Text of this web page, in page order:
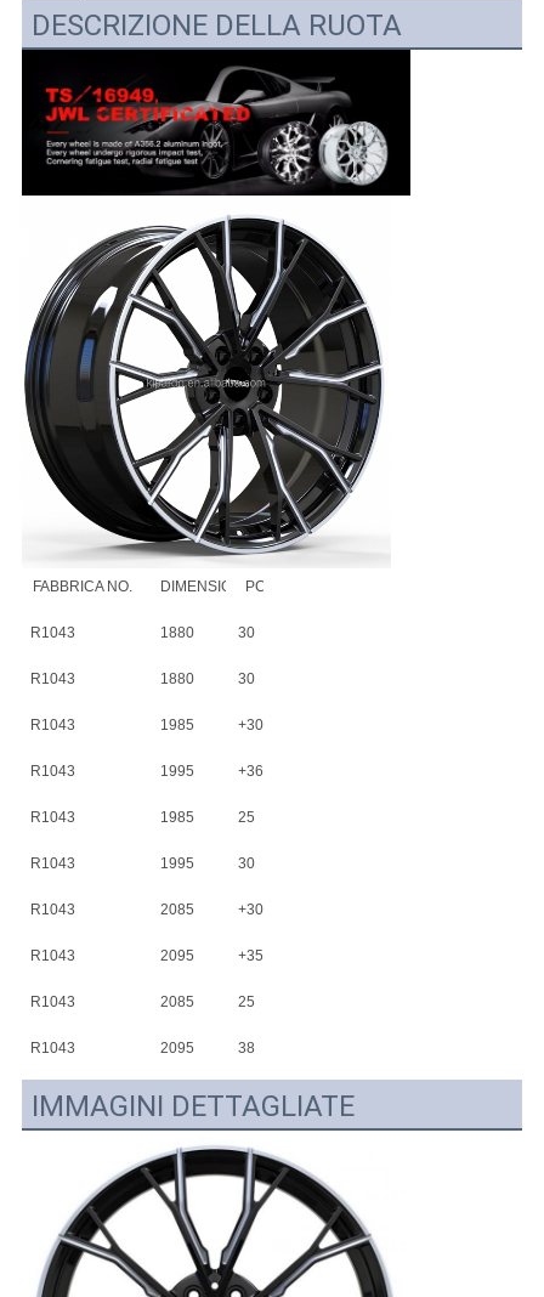
DESCRIZIONE DELLA RUOTA
FABBRICA NO. DIMENSIONEPCD
R1043 1880 30
R1043 1880 30
R1043 1985 +30
R1043 1995 +36
R1043 1985 25
R1043 1995 30
R1043 2085 +30
R1043 2095 +35
R1043 2085 25
R1043 2095 38
IMMAGINI DETTAGLIATE